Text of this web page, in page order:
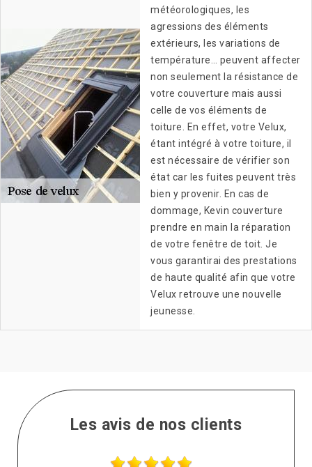
météorologiques, les
agressions des éléments
extérieurs, les variations de
température… peuvent affecter
non seulement la résistance de
votre couverture mais aussi
celle de vos éléments de
toiture. En effet, votre Velux,
étant intégré à votre toiture, il
est nécessaire de vérifier son
état car les fuites peuvent très
bien y provenir. En cas de
dommage, Kevin couverture
prendre en main la réparation
de votre fenêtre de toit. Je
vous garantirai des prestations
de haute qualité afin que votre
Velux retrouve une nouvelle
jeunesse.
Les avis de nos clients